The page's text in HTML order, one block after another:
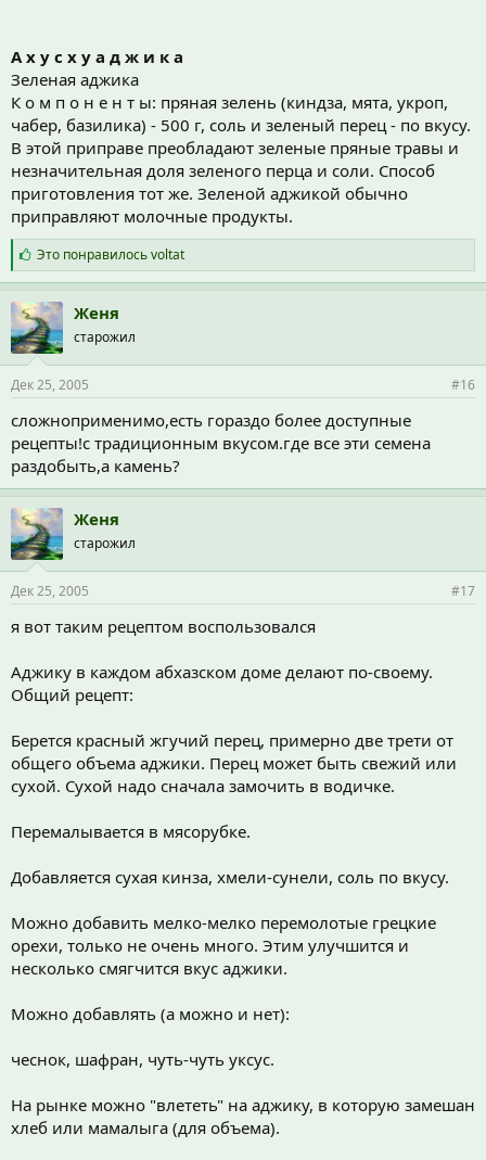
А х у с х у а д ж и к а
Зеленая аджика
К о м п о н е н т ы: пряная зелень (киндза, мята, укроп,
чабер, базилика) - 500 г, соль и зеленый перец - по вкусу.
В этой приправе преобладают зеленые пряные травы и
незначительная доля зеленого перца и соли. Способ
приготовления тот же. Зеленой аджикой обычно
приправляют молочные продукты.
С
и
м
п
а
т
и
:
Это понравилосьvoltat
Женя
старожил
Дек 25, 2005 #16
сложноприменимо,есть гораздо более доступные
рецепты!с традиционным вкусом.где все эти семена
раздобыть,а камень?
Женя
старожил
Дек 25, 2005 #17
я вот таким рецептом воспользовался
Аджику в каждом абхазском доме делают по-своему.
Общий рецепт:
Беpется кpасный жгучий пеpец, примерно две трети от
общего объема аджики. Перец может быть свежий или
сухой. Сухой надо сначала замочить в водичке.
Пеpемалывается в мясоpубке.
Добавляется сухая кинза, хмели-сунели, соль по вкусу.
Можно добавить мелко-мелко пеpемолотые гpецкие
оpехи, только не очень много. Этим улучшится и
несколько смягчится вкус аджики.
Можно добавлять (а можно и нет):
чеснок, шафран, чуть-чуть уксус.
На рынке можно "влететь" на аджику, в которую замешан
хлеб или мамалыга (для объема).